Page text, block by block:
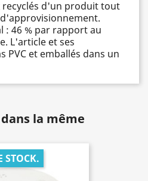
d'un produit tout
: 46 % par rapport au
L'article et ses
PVC et emballés dans un
la même
STOCK.